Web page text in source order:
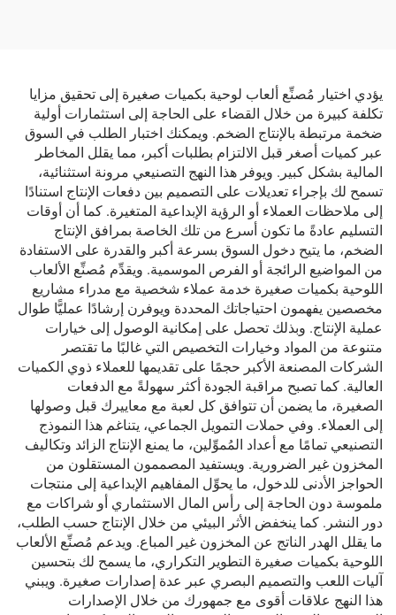
يؤدي اختيار مُصنِّع ألعاب لوحية بكميات صغيرة إلى تحقيق مزايا
تكلفة كبيرة من خلال القضاء على الحاجة إلى استثمارات أولية
ضخمة مرتبطة بالإنتاج الضخم. ويمكنك اختبار الطلب في السوق
عبر كميات أصغر قبل الالتزام بطلبات أكبر، مما يقلل المخاطر
المالية بشكل كبير. ويوفر هذا النهج التصنيعي مرونة استثنائية،
تسمح لك بإجراء تعديلات على التصميم بين دفعات الإنتاج استنادًا
إلى ملاحظات العملاء أو الرؤية الإبداعية المتغيرة. كما أن أوقات
التسليم عادةً ما تكون أسرع من تلك الخاصة بمرافق الإنتاج
الضخم، ما يتيح دخول السوق بسرعة أكبر والقدرة على الاستفادة
من المواضيع الرائجة أو الفرص الموسمية. ويقدِّم مُصنِّع الألعاب
اللوحية بكميات صغيرة خدمة عملاء شخصية مع مدراء مشاريع
مخصصين يفهمون احتياجاتك المحددة ويوفرن إرشادًا عمليًّا طوال
عملية الإنتاج. وبذلك تحصل على إمكانية الوصول إلى خيارات
متنوعة من المواد وخيارات التخصيص التي غالبًا ما تقتصر
الشركات المصنعة الأكبر حجمًا على تقديمها للعملاء ذوي الكميات
العالية. كما تصبح مراقبة الجودة أكثر سهولةً مع الدفعات
الصغيرة، ما يضمن أن تتوافق كل لعبة مع معاييرك قبل وصولها
إلى العملاء. وفي حملات التمويل الجماعي، يتناغم هذا النموذج
التصنيعي تمامًا مع أعداد المُموِّلين، ما يمنع الإنتاج الزائد وتكاليف
المخزون غير الضرورية. ويستفيد المصممون المستقلون من
الحواجز الأدنى للدخول، ما يحوِّل المفاهيم الإبداعية إلى منتجات
ملموسة دون الحاجة إلى رأس المال الاستثماري أو شراكات مع
دور النشر. كما ينخفض الأثر البيئي من خلال الإنتاج حسب الطلب،
ما يقلل الهدر الناتج عن المخزون غير المباع. ويدعم مُصنِّع الألعاب
اللوحية بكميات صغيرة التطوير التكراري، ما يسمح لك بتحسين
آليات اللعب والتصميم البصري عبر عدة إصدارات صغيرة. ويبني
هذا النهج علاقات أقوى مع جمهورك من خلال الإصدارات